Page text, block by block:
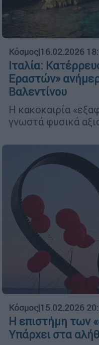
Κόσμος|16.02.2026
Ιταλία:
Εραστών»
Βαλεντίνου
Η κακοκαιρία
γνωστά φυσικά
Κόσμος|15.02.2026
Η επιστήμη των
Υπάρχει στα